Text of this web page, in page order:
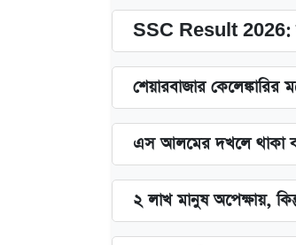
SSC Result 2026: ফল
শেয়ারবাজার
এস আলমের দখলে থাকা
২ লাখ মানুষ অপেক্ষায়,